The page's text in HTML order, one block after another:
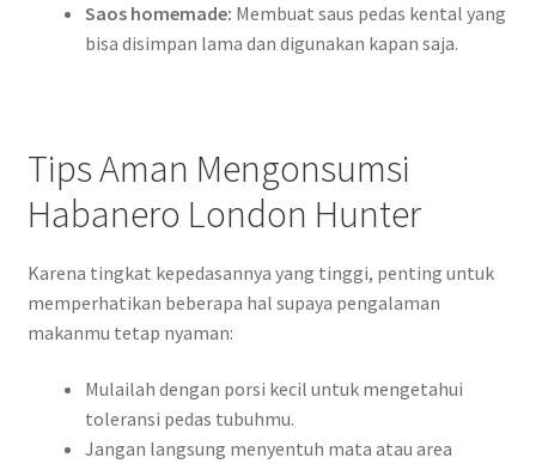
Saos homemade: Membuat saus pedas kental yang
bisa disimpan lama dan digunakan kapan saja.
Tips Aman Mengonsumsi
Habanero London Hunter
Karena tingkat kepedasannya yang tinggi, penting untuk
memperhatikan beberapa hal supaya pengalaman
makanmu tetap nyaman:
Mulailah dengan porsi kecil untuk mengetahui
toleransi pedas tubuhmu.
Jangan langsung menyentuh mata atau area